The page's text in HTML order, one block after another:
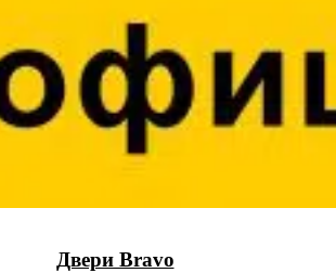
Двери Bravo